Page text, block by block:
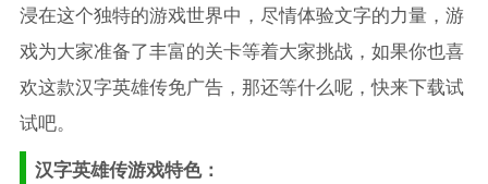
浸在这个独特的游戏世界中，尽情体验文字的力量，游
戏为大家准备了丰富的关卡等着大家挑战，如果你也喜
欢这款汉字英雄传免广告，那还等什么呢，快来下载试
试吧。
汉字英雄传游戏特色：